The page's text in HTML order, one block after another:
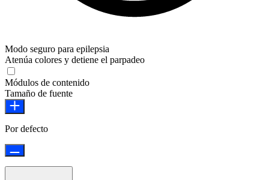
Modo seguro para epilepsia
Atenúa colores y detiene el parpadeo
Módulos de contenido
Tamaño de fuente
Por defecto